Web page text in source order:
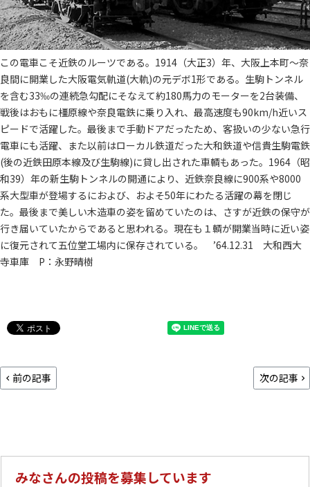
この電車こそ近鉄のルーツである。1914（大正3）年、大阪上本町～奈
良間に開業した大阪電気軌道(大軌)の元デボ1形である。生駒トンネル
を含む33‰の連続急勾配にそなえて約180馬力のモーターを2台装備、
戦後はおもに橿原線や奈良電鉄に乗り入れ、最高速度も90km/h近いス
ピードで活躍した。最後まで手動ドアだったため、客扱いの少ない急行
電車にも活躍、また以前はローカル鉄道だった大和鉄道や信貴生駒電鉄
(後の近鉄田原本線及び生駒線)に貸し出された車輌もあった。1964（昭
和39）年の新生駒トンネルの開通により、近鉄奈良線に900系や8000
系大型車が登場するにおよび、およそ50年にわたる活躍の幕を閉じ
た。最後まで美しい木造車の姿を留めていたのは、さすが近鉄の保守が
行き届いていたからであると思われる。現在も１輌が開業当時に近い姿
に復元されて五位堂工場内に保存されている。 ’64.12.31 大和西大
寺車庫 P：永野晴樹
前の記事 次の記事
みなさんの投稿を募集しています